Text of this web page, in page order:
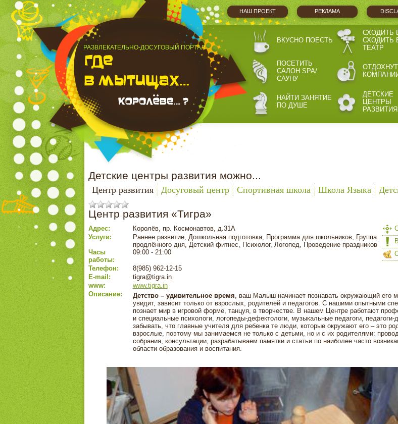
НАШ ПРОЕКТ РЕКЛАМА
РАЗВЛЕКАТЕЛЬНО-ДОСУГОВЫЙ ПОРТАЛ
ВКУСНО ПОЕСТЬ
СХОДИТЬ
СХОДИТЬ
ТЕАТР
ПОСЕТИТЬ
САЛОН SPA/
САУНУ
НАЙТИ ЗАНЯТИЕ
ПО ДУШЕ
ДЕТСКИЕ
ЦЕНТРЫ
РАЗВИТИЯ
Детские центры развития можно...
Центр развития Досуговый центр Спортивная школа Школа Языка
Центр развития «Тигра»
Адрес: Королёв, пр. Космонавтов, д.31А
Услуги:
Раннее развитие, Дошкольная подготовка, Программа для школьников, Группа
продлённого дня, Детский фитнес, Психолог, Логопед, Проведение праздников
Часы
работы:
09:00 - 21:00
Телефон:
8(985) 962-12-15
E-mail:
tigra@tigra.in
www:
www.tigra.in
Описание:
Детство – удивительное время, ваш Малыш начинает познавать окружающий его
увидит, зависит только от взрослых, родителей и педагогов. С нашими опытными
познает мир в игровой форме, танцуя, в творчестве. В нашем Центре работают
и специальные психологи, логопеды-дефектологи, музыкальные педагоги,
забывать, что главные учителя для ребенка те люди, которые окружают его – это
взрослые, поэтому мы занимаемся не только с детьми, но и с их родителями:
собрания, консультации, разрабатываем памятки и статьи по наиболее часто
области образования и воспитания.